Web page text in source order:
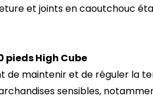
et joints en caoutchouc
pieds High Cube
de maintenir et de réguler la
sensibles,